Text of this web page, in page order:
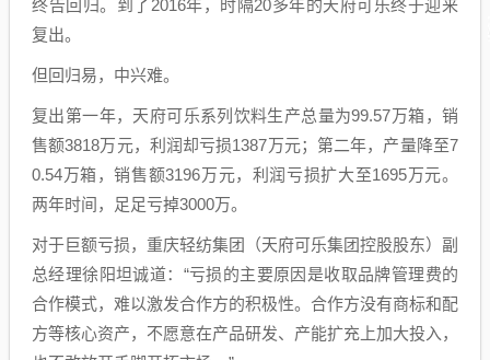
终告回归。到了2016年，时隔20多年的天府可乐终于迎来
复出。
但回归易，中兴难。
复出第一年，天府可乐系列饮料生产总量为99.57万箱，销
售额3818万元，利润却亏损1387万元；第二年，产量降至7
0.54万箱，销售额3196万元，利润亏损扩大至1695万元。
两年时间，足足亏掉3000万。
对于巨额亏损，重庆轻纺集团（天府可乐集团控股股东）副
总经理徐阳坦诚道：“亏损的主要原因是收取品牌管理费的
合作模式，难以激发合作方的积极性。合作方没有商标和配
方等核心资产，不愿意在产品研发、产能扩充上加大投入，